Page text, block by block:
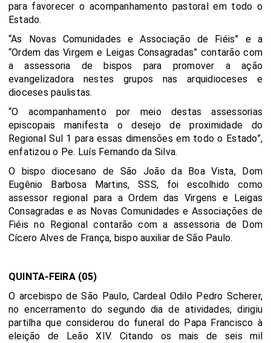
para favorecer o acompanhamento pastoral em todo o
Estado.
“As Novas Comunidades e Associação de Fiéis” e a
“Ordem das Virgem e Leigas Consagradas” contarão com
a assessoria de bispos para promover a ação
evangelizadora nestes grupos nas arquidioceses e
dioceses paulistas.
“O acompanhamento por meio destas assessorias
episcopais manifesta o desejo de proximidade do
Regional Sul 1 para essas dimensões em todo o Estado”,
enfatizou o Pe. Luís Fernando da Silva.
O bispo diocesano de São João da Boa Vista, Dom
Eugênio Barbosa Martins, SSS, foi escolhido como
assessor regional para a Ordem das Virgens e Leigas
Consagradas e as Novas Comunidades e Associações de
Fiéis no Regional contarão com a assessoria de Dom
Cícero Alves de França, bispo auxiliar de São Paulo.
QUINTA-FEIRA (05)
O arcebispo de São Paulo, Cardeal Odilo Pedro Scherer,
no encerramento do segundo dia de atividades, dirigiu
partilha que considerou do funeral do Papa Francisco à
eleição de Leão XIV. Citando os mais de seis mil